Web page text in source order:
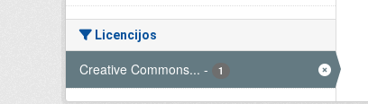
Licencijos
Creative Commons... - 1